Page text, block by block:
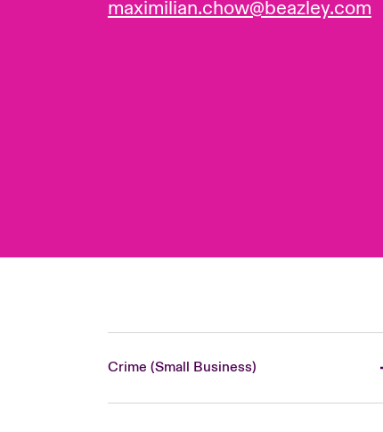
maximilian.chow@beazley.com
Crime (Small Business)